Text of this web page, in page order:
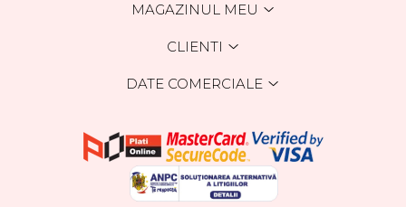
MAGAZINUL MEU
CLIENTI
DATE COMERCIALE